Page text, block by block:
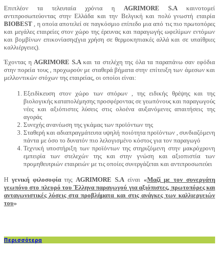
Επιπλέον τα τελευταία χρόνια η AGRIMORE S.Aκαινοτομεί
αντιπροσωπεύοντας στην Ελλάδα και την Βελγική και πολύ γνωστή εταιρία
BIOBEST , η οποία αποτελεί σε παγκόσμιο επίπεδο μια από τις πιο πρωτοπόρες
και μεγάλες εταιρείες στον χώρο της έρευνας και παραγωγής ωφελίμων εντόμων
και βομβίνων επικονίασης(για χρήση σε θερμοκηπιακές αλλά και σε υπαίθριες
καλλιέργειες).
Έχοντας η AGRIMORE S.Aκαι τα στελέχη της όλα τα παραπάνω σαν εφόδια
στην πορεία τους , προχωρούν με σταθερά βήματα στην επίτευξη των άμεσων και
μελλοντικών στόχων της εταιρείας, οι οποίοι είναι:
Εξειδίκευση στον χώρο των σπόρων , της ειδικής θρέψης και της
βιολογικής καταπολέμησης προσφέροντας σε γεωπόνους και παραγωγούς
νέες και αξιόπιστες λύσεις στις ολοένα αυξανόμενες απαιτήσεις της
αγοράς
Συνεχής ανανέωση της γκάμας των προϊόντων της
Σταθερή και αδιαπραγμάτευτα υψηλή ποιότητα προϊόντων , συνδιαζόμενη
πάντα με όσο το δυνατόν πιο λελογισμένο κόστος για τον παραγωγό
Τεχνική υποστήριξη των προϊόντων της στηριζόμενη στην μακρόχρονη
εμπειρία των στελεχών της και στην γνώση και αξιοπιστία των
προμηθευτριών εταιρειών με τις οποίες συνεργάζεται και αντιπροσωπεύει
Η γενική φιλοσοφίατης AGRIMORE S.A είναι «Μαζί με τον συνεργάτη
γεωπόνο στο πλευρό του Έλληνα παραγωγού για αξιόπιστες, πρωτοπόρες και
ανταγωνιστικές λύσεις στα προβλήματα και στις ανάγκες των καλλιεργειών
του»
Περισσότερα